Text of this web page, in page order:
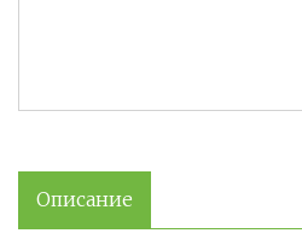
Описание